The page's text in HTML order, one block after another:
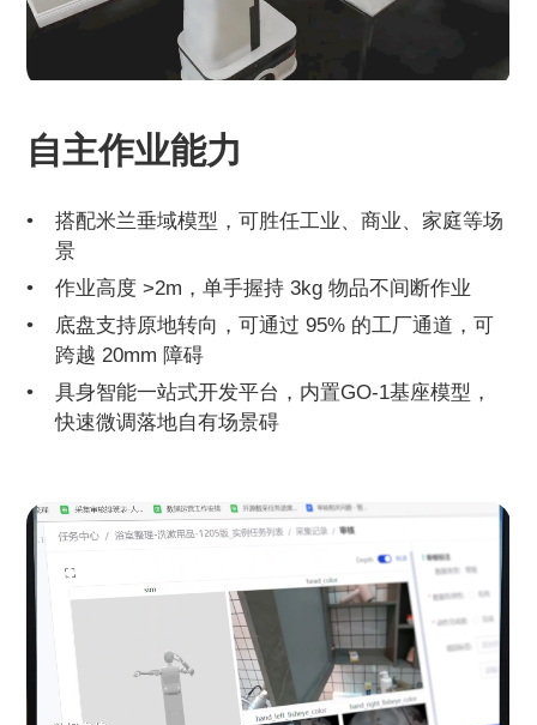
自主作业能力
搭配米兰垂域模型，可胜任工业、商业、家庭等场
景
作业高度 >2m，单手握持 3kg 物品不间断作业
底盘支持原地转向，可通过 95% 的工厂通道，可
跨越 20mm 障碍
具身智能一站式开发平台，内置GO-1基座模型，
快速微调落地自有场景碍